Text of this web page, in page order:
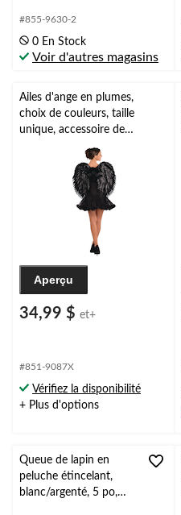
#855-9630-2
0 En Stock
Voir d'autres magasins
Ailes d'ange en plumes,
choix de couleurs, taille
unique, accessoire de
costume à porter pour
Aperçu
34,99 $ et+
#851-9087X
Vérifiez la disponibilité
+ Plus d'options
Queue de lapin en
peluche étincelant,
blanc/argenté, 5 po,